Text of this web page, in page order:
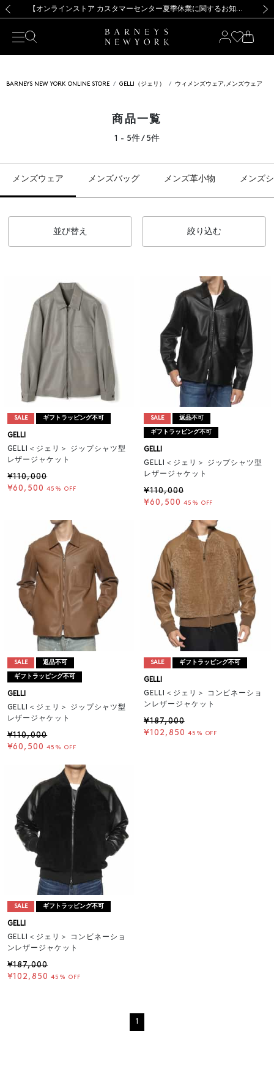
新規登録のお客様も対象！＜MY BARNEYS＞会員のお客様は11,000円（税込）以上のお買上げで常時送料無料！お買い物の際は会員登録を！
【夏季休業に伴う出荷一時停止のお知らせ】(2026.8.7) 【オンラインストア カスタマーセンター夏季休業に関するお知らせ】（2026.8.7）
【夏季休業に伴う返品・交換承り一時停止のお知らせ】（2026.8.5）
熊本県を中心とした地震の影響によるお荷物のお届けについて
【開催中】SUMMER SALEのご案内・ご注意事項 新規登録のお客様も対象！＜MY BARNEYS＞会員のお客様は11,000円（税込）以上のお買上げで常時送料無料！お買い物の際は会員登録を！
【夏季休業に伴う出荷一時停止のお知らせ】(2026.8.7)
BARNEYS NEW YORK ONLINE STORE GELLI（ジェリ） ウィメンズウェア,メンズウェア
商品一覧
1 - 5件 / 5件
メンズウェア メンズバッグ メンズ革小物 メンズ
並び替え 絞り込む
SALE ギフトラッピング不可
GELLI
GELLI＜ジェリ＞ ジップシャツ型
レザージャケット
¥110,000
¥60,500 45% OFF
SALE 返品不可
ギフトラッピング不可
GELLI
GELLI＜ジェリ＞ ジップシャツ型
レザージャケット
¥110,000
¥60,500 45% OFF
SALE 返品不可
ギフトラッピング不可
GELLI
GELLI＜ジェリ＞ ジップシャツ型
レザージャケット
¥110,000
¥60,500 45% OFF
SALE ギフトラッピング不可
GELLI
GELLI＜ジェリ＞ コンビネーショ
ンレザージャケット
¥187,000
¥102,850 45% OFF
SALE ギフトラッピング不可
GELLI
GELLI＜ジェリ＞ コンビネーショ
ンレザージャケット
¥187,000
¥102,850 45% OFF
1